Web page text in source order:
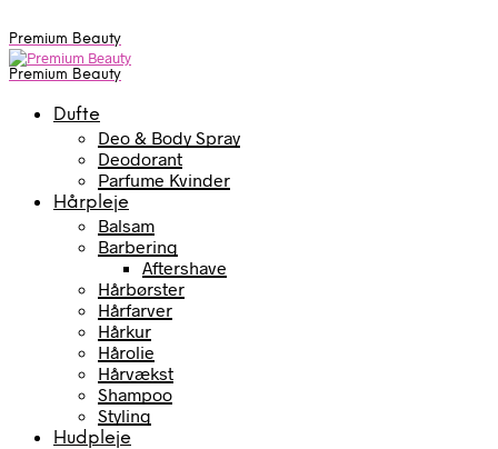
Premium Beauty
Premium Beauty
Dufte
Deo & Body Spray
Deodorant
Parfume Kvinder
Hårpleje
Balsam
Barbering
Aftershave
Hårbørster
Hårfarver
Hårkur
Hårolie
Hårvækst
Shampoo
Styling
Hudpleje